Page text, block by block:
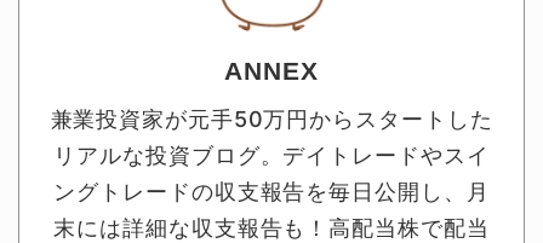
ANNEX
兼業投資家が元手50万円からスタートした
リアルな投資ブログ。デイトレードやスイ
ングトレードの収支報告を毎日公開し、月
末には詳細な収支報告も！高配当株で配当